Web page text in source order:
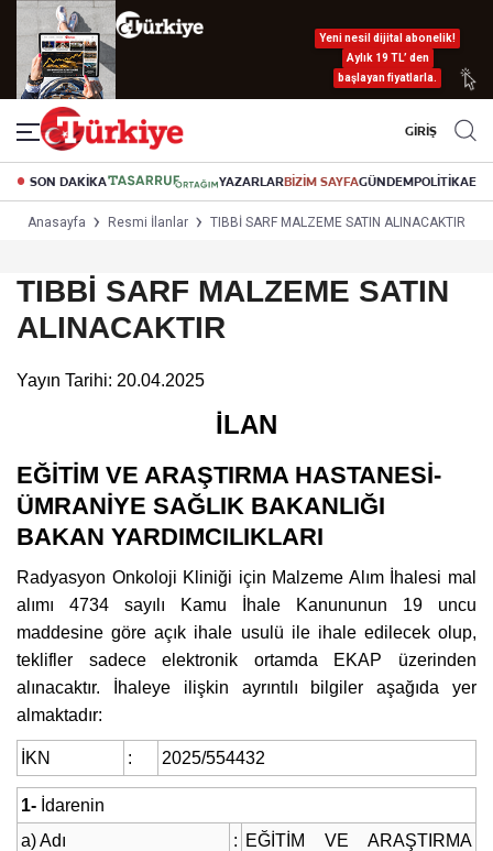
Yeni nesil dijital abonelik!
Aylık 19 TL’ den
başlayan fiyatlarla.
GİRİŞ
SON DAKİKA YAZARLARBİZİM SAYFAGÜNDEMPOLİTİKA
Anasayfa Resmi İlanlar TIBBİ SARF MALZEME SATIN ALINACAKTIR
TIBBİ SARF MALZEME SATIN
ALINACAKTIR
Yayın Tarihi: 20.04.2025
İLAN
EĞİTİM VE ARAŞTIRMA HASTANESİ-
ÜMRANİYE SAĞLIK BAKANLIĞI
BAKAN YARDIMCILIKLARI
Radyasyon Onkoloji Kliniği için Malzeme Alım İhalesi mal
alımı 4734 sayılı Kamu İhale Kanununun 19 uncu
maddesine göre açık ihale usulü ile ihale edilecek olup,
teklifler sadece elektronik ortamda EKAP üzerinden
alınacaktır. İhaleye ilişkin ayrıntılı bilgiler aşağıda yer
almaktadır:
İKN : 2025/554432
1- İdarenin
a) Adı
: EĞİTİM VE ARAŞTIRMA